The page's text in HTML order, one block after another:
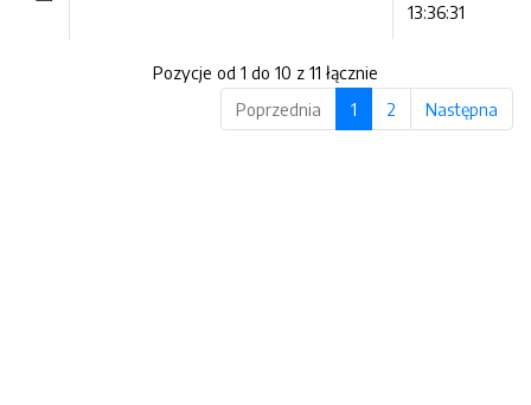
13:36:31
Pozycje od 1 do 10 z 11 łącznie
Poprzednia
1 2 Następna